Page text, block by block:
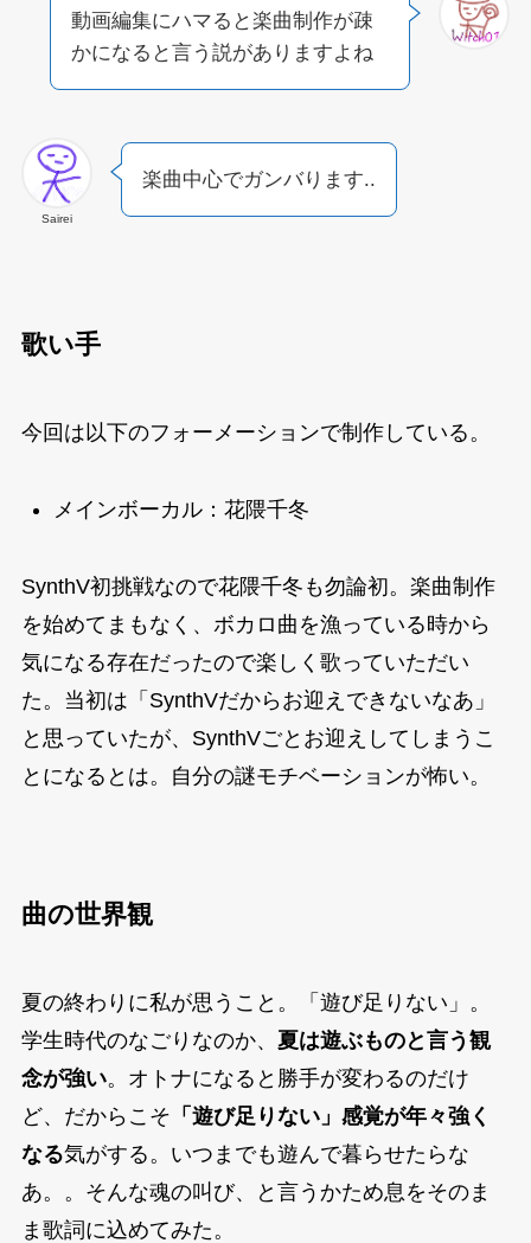
動画編集にハマると楽曲制作が疎
かになると言う説がありますよね
Sairei
楽曲中心でガンバります..
歌い手
今回は以下のフォーメーションで制作している。
メインボーカル：花隈千冬
SynthV初挑戦なので花隈千冬も勿論初。楽曲制作
を始めてまもなく、ボカロ曲を漁っている時から
気になる存在だったので楽しく歌っていただい
た。当初は「SynthVだからお迎えできないなあ」
と思っていたが、SynthVごとお迎えしてしまうこ
とになるとは。自分の謎モチベーションが怖い。
曲の世界観
夏の終わりに私が思うこと。「遊び足りない」。
学生時代のなごりなのか、 夏は遊ぶものと言う観
念が強い。オトナになると勝手が変わるのだけ
ど、だからこそ 「遊び足りない」感覚が年々強く
なる気がする。いつまでも遊んで暮らせたらな
あ。。そんな魂の叫び、と言うかため息をそのま
ま歌詞に込めてみた。